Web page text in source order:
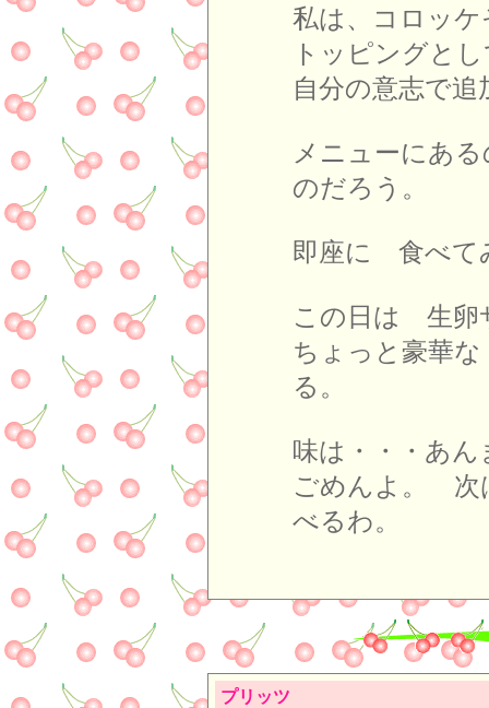
私は、コロッケ
トッピングと
自分の意志で
メニューにあ
のだろう。
即座に 食べて
この日は 生卵
ちょっと豪華
る。
味は・・・あ
ごめんよ。
べるわ。
プリッツ